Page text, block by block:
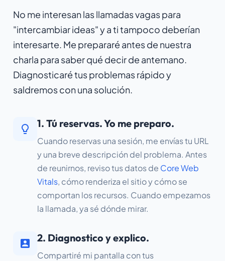
No me interesan las llamadas vagas para
"intercambiar ideas" y a ti tampoco deberían
interesarte. Me prepararé antes de nuestra
charla para saber qué decir de antemano.
Diagnosticaré tus problemas rápido y
saldremos con una solución.
1. Tú reservas. Yo me preparo.
Cuando reservas una sesión, me envías tu URL
y una breve descripción del problema. Antes
de reunirnos, reviso tus datos de Core Web
Vitals, cómo renderiza el sitio y cómo se
comportan los recursos. Cuando empezamos
la llamada, ya sé dónde mirar.
2. Diagnostico y explico.
Compartiré mi pantalla con tus